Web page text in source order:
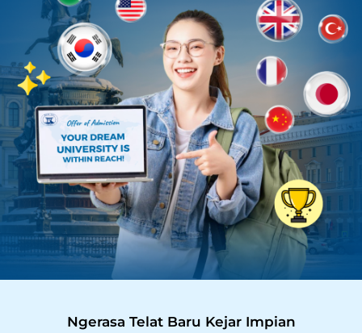
Ngerasa Telat Baru Kejar Impian